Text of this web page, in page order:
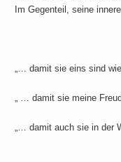
Im Gegenteil, seine
„… damit sie eins sind wie
„ … damit sie meine
„… damit auch sie in der